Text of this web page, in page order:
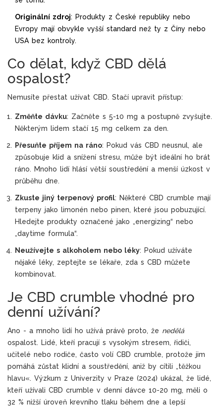
Originální zdroj: Produkty z České republiky nebo
Evropy mají obvykle vyšší standard než ty z Číny nebo
USA bez kontroly.
Co dělat, když CBD dělá
ospalost?
Nemusíte přestat užívat CBD. Stačí upravit přístup:
Změňte dávku: Začněte s 5-10 mg a postupně zvyšujte.
Některým lidem stačí 15 mg celkem za den.
Přesuňte příjem na ráno: Pokud vás CBD neusnul, ale
způsobuje klid a snížení stresu, může být ideální ho brát
ráno. Mnoho lidí hlásí větší soustředění a menší úzkost v
průběhu dne.
Zkuste jiný terpenový profil: Některé CBD crumble mají
terpeny jako limonén nebo pinen, které jsou pobuzující.
Hledejte produkty označené jako „energizing“ nebo
„daytime formula“.
Neužívejte s alkoholem nebo léky: Pokud užíváte
nějaké léky, zeptejte se lékaře, zda s CBD můžete
kombinovat.
Je CBD crumble vhodné pro
denní užívání?
Ano - a mnoho lidí ho užívá právě proto, že nedělá
ospalost. Lidé, kteří pracují s vysokým stresem, řidiči,
učitelé nebo rodiče, často volí CBD crumble, protože jim
pomáhá zůstat klidní a soustředění, aniž by cítili „těžkou
hlavu«. Výzkum z Univerzity v Praze (2024) ukázal, že lidé,
kteří užívali CBD crumble v denní dávce 10-20 mg, měli o
32 % nižší úroveň krevního tlaku během dne a lepší